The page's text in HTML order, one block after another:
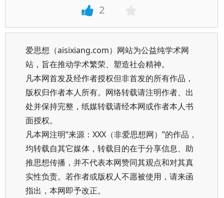
2
爱思想（aisixiang.com）网站为公益纯学术网
站，旨在推动学术繁荣、塑造社会精神。
凡本网首发及经作者授权但非首发的所有作品，
版权归作者本人所有。网络转载请注明作者、出
处并保持完整，纸媒转载请经本网或作者本人书
面授权。
凡本网注明“来源：XXX（非爱思想网）”的作品，
均转载自其它媒体，转载目的在于分享信息、助
推思想传播，并不代表本网赞同其观点和对其真
实性负责。若作者或版权人不愿被使用，请来函
指出，本网即予改正。